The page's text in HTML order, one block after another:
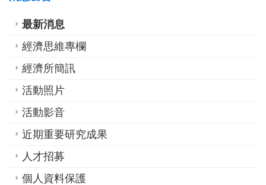
最新消息
經濟思維專欄
經濟所簡訊
活動照片
活動影音
近期重要研究成果
人才招募
個人資料保護